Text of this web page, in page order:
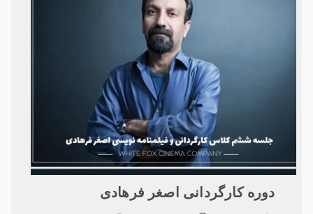
دوره کارگردانی اصغر فرهادی